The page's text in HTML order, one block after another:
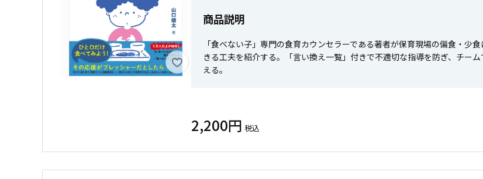
商品説明
「食べない子」専門の食育カウンセラーである著者が保育現場の偏食・少
きる工夫を紹介する。「言い換え一覧」付きで不適切な指導を防ぎ、チー
える。
2,200円 税込